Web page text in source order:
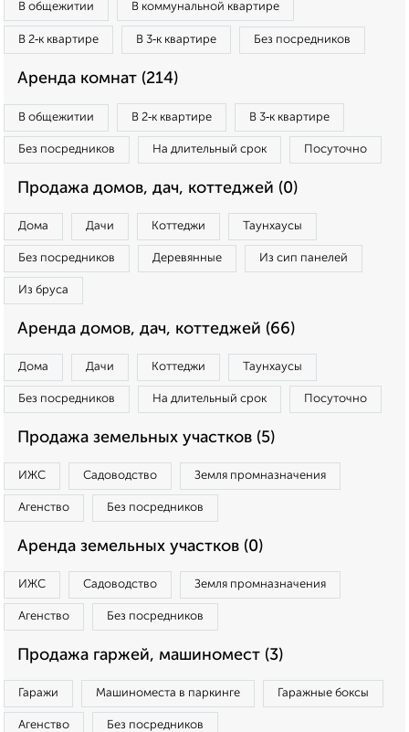
В общежитии В коммунальной квартире
В 2‑к квартире В 3‑к квартире Без посредников
Аренда комнат (214)
В общежитии В 2‑к квартире В 3‑к квартире
Без посредников На длительный срок Посуточно
Продажа домов, дач, коттеджей (0)
Дома Дачи Коттеджи Таунхаусы
Без посредников Деревянные Из сип панелей
Из бруса
Аренда домов, дач, коттеджей (66)
Дома Дачи Коттеджи Таунхаусы
Без посредников На длительный срок Посуточно
Продажа земельных участков (5)
ИЖС Садоводство Земля промназначения
Агенство Без посредников
Аренда земельных участков (0)
ИЖС Садоводство Земля промназначения
Агенство Без посредников
Продажа гаржей, машиномест (3)
Гаражи Машиноместа в паркинге Гаражные боксы
Агенство Без посредников